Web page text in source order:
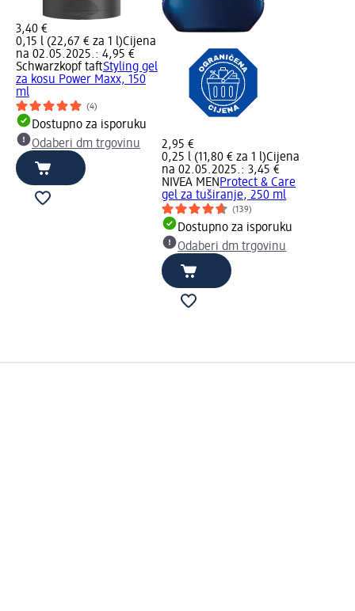
3,40 €
0,15 l (22,67 € za 1 l)Cijena
na 02.05.2025.: 4,95 €
Schwarzkopf taftStyling gel
za kosu Power Maxx, 150
ml
(4)
Dostupno za isporuku
Odaberi dm trgovinu
2,95 €
0,25 l (11,80 € za 1 l)Cijena
na 02.05.2025.: 3,45 €
NIVEA MEN Protect & Care
gel za tuširanje, 250 ml
(139)
Dostupno za isporuku
Odaberi dm trgovinu